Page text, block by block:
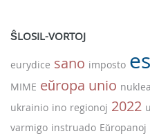
ŜLOSIL-VORTOJ
eurydice sano imposto
MIME eŭropa unio
ukrainio ino regionoj 2022
varmigo instruado Eŭropanoj